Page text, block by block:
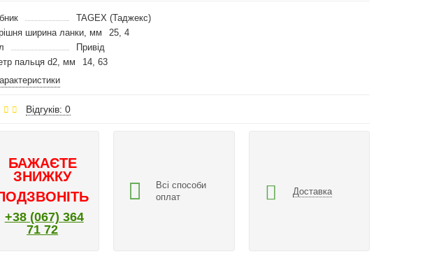
TAGEX (Таджекс)
ширина ланки, мм
25, 4
Привід
пальця d2, мм
14, 63
Відгуків: 0
БАЖАЄТЕ
ЗНИЖКУ
+38 (067) 364
71 72
Всі способи
оплат
Доставка